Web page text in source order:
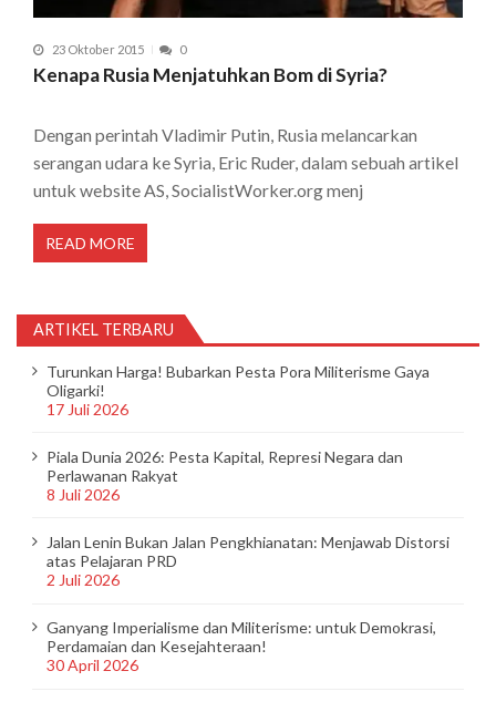
23 Oktober 2015 0
Kenapa Rusia Menjatuhkan Bom di Syria?
Dengan perintah Vladimir Putin, Rusia melancarkan
serangan udara ke Syria, Eric Ruder, dalam sebuah artikel
untuk website AS, SocialistWorker.org menj
READ MORE
ARTIKEL TERBARU
Turunkan Harga! Bubarkan Pesta Pora Militerisme Gaya
Oligarki!
17 Juli 2026
Piala Dunia 2026: Pesta Kapital, Represi Negara dan
Perlawanan Rakyat
8 Juli 2026
Jalan Lenin Bukan Jalan Pengkhianatan: Menjawab Distorsi
atas Pelajaran PRD
2 Juli 2026
Ganyang Imperialisme dan Militerisme: untuk Demokrasi,
Perdamaian dan Kesejahteraan!
30 April 2026